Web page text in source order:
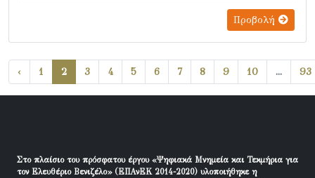
Προβολή
‹ 1 2 3 4 5 6 7 8 9 10 ... 93
Στο πλαίσιο του πρόσφατου έργου «Ψηφιακά Μνημεία και Τεκμήρια για
τον Ελευθέριο Βενιζέλο» (ΕΠΑνΕΚ 2014-2020) υλοποιήθηκε η